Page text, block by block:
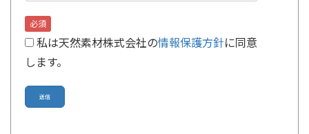
必須
私は天然素材株式会社の情報保護方針に同意
します。